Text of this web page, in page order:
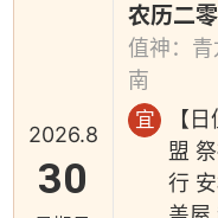
2026.8
30
农历二
值神：青
南
宜
【
盟
行